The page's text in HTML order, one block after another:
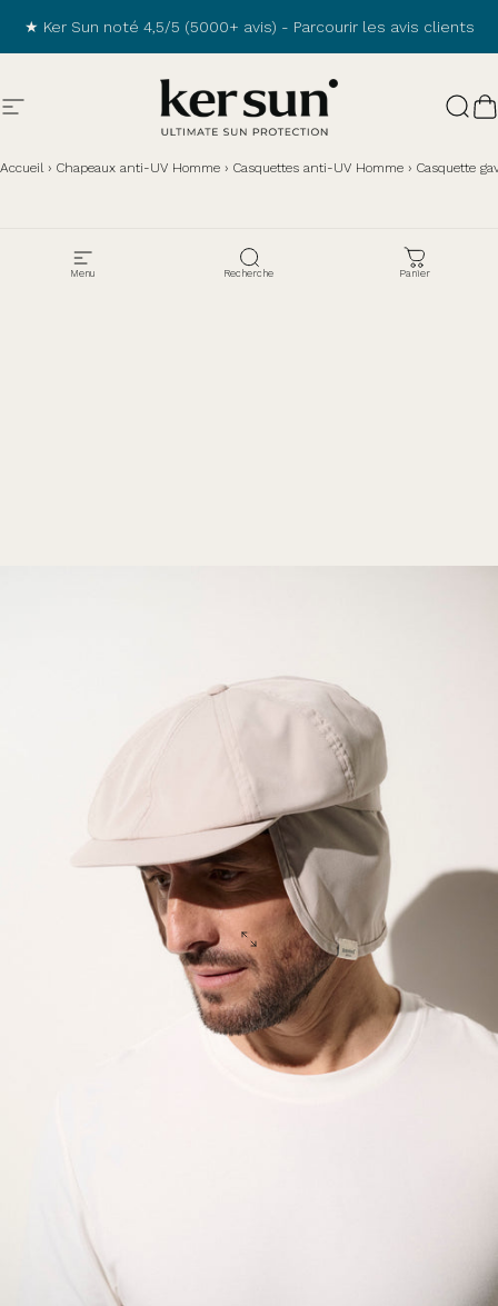
★ Ker Sun noté 4,5/5 (5000+ avis) - Parcourir les avis clients
Navigation Ker Sun
Menu Recherche Panier
Accueil› Chapeaux anti-UV Homme › Casquettes anti-UV Homme › Casquette